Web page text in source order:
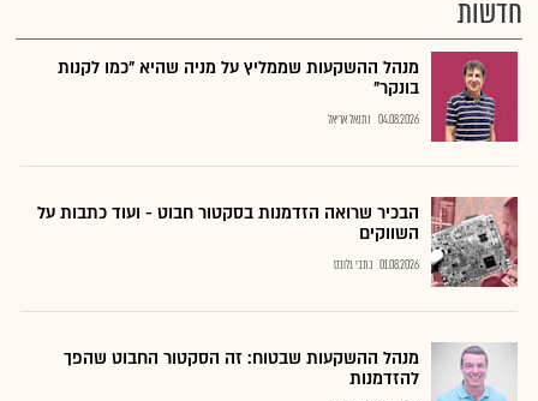
חדשות
מנהל ההשקעות שממליץ על מניה שהיא "כמו לקנות
בונקר"
04.08.2026 נתנאל אריאל
הבכיר שרואה הזדמנות בסקטור חבוט - ועוד כתבות על
השווקים
01.08.2026 כתבי גלובס
מנהל ההשקעות שבטוח: זה הסקטור החבוט שהפך
להזדמנות